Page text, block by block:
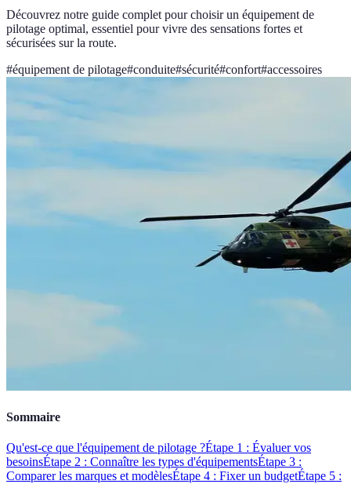
Découvrez notre guide complet pour choisir un équipement de
pilotage optimal, essentiel pour vivre des sensations fortes et
sécurisées sur la route.
#équipement de pilotage#conduite#sécurité#confort#accessoires
Sommaire
Qu'est-ce que l'équipement de pilotage ?Étape 1 : Évaluer vos
besoinsÉtape 2 : Connaître les types d'équipementsÉtape 3 :
Comparer les marques et modèlesÉtape 4 : Fixer un budgetÉtape 5 :